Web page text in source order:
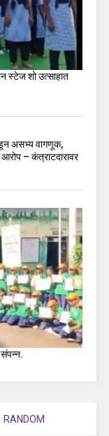
स्टेज शो उत्साहात
असभ्य वागणूक,
– कंत्राटदारावर
संपन्न.
RANDOM